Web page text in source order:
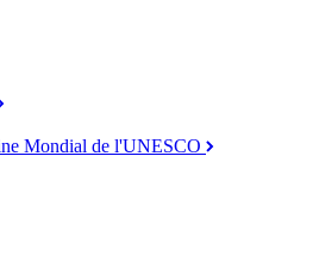
Mondial de l'UNESCO